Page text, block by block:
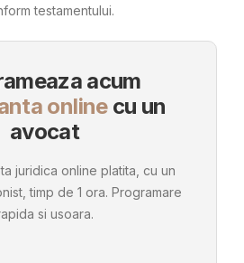
testamentului.
acum
onlinecu un
avocat
juridica online platita, cu un
timp de 1 ora. Programare
si usoara.